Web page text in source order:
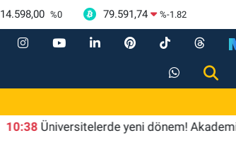
14.598,00 %0 79.591,74 %-1.82
Üniversitelerde yeni dönem! Akademik